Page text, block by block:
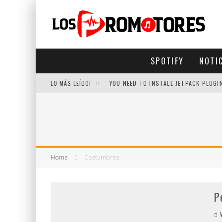
SPOTIFY
LO MÁS LEÍDO! YOU NEED TO INSTALL JETPACK
Home Costumbres